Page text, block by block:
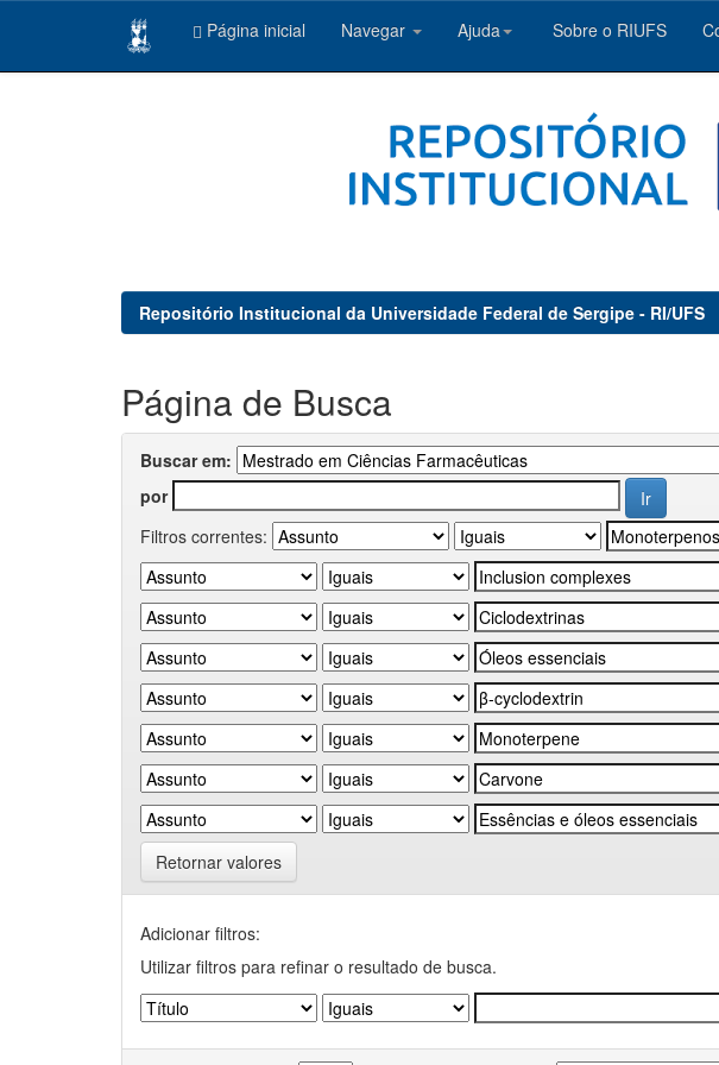
Página inicial Navegar Ajuda Sobre o RIUFS
Repositório Institucional da Universidade Federal de Sergipe - RI/UFS
Página de Busca
Buscar em:
por
Filtros correntes:
Retornar valores
Adicionar filtros:
Utilizar filtros para refinar o resultado de busca.